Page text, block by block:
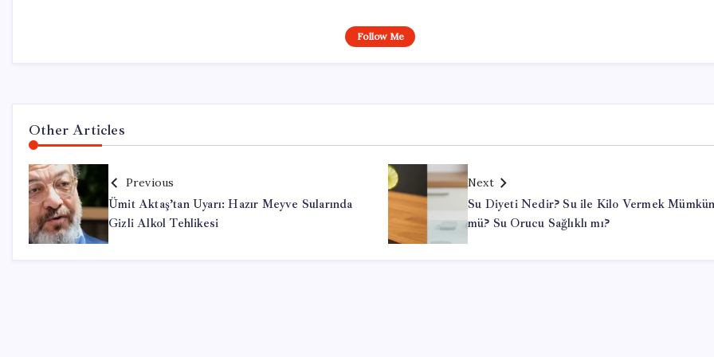
Follow Me
Other Articles
Previous
Ümit Aktaş’tan Uyarı: Hazır Meyve Sularında
Gizli Alkol Tehlikesi
Next
Su Diyeti Nedir? Su ile Kilo Vermek
mü? Su Orucu Sağlıklı mı?